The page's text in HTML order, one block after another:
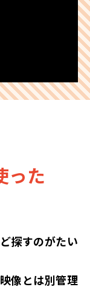
った
探すのがたい
像とは別管理